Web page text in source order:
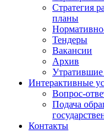
Стратегия
планы
Тендеры
Вакансии
Архив
Интерактивные
Вопрос-
Подача
Контакты